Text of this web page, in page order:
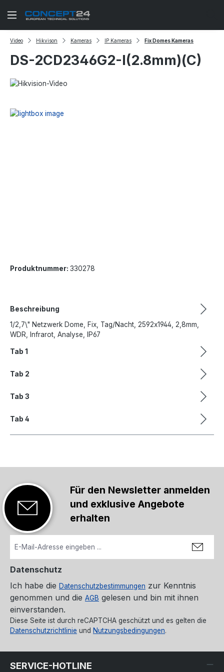
Zum Hauptinhalt springen
Video Hikvison Kameras IP Kameras Fix Domes Kameras
DS-2CD2346G2-I(2.8mm)(C)
Produktnummer: 330278
Beschreibung
1/2,7\" Netzwerk Dome, Fix, Tag/Nacht, 2592x1944, 2,8mm,
WDR, Infrarot, Analyse, IP67
Tab 1
Tab 2
Tab 3
Tab 4
Für den Newsletter anmelden
und exklusive Angebote
erhalten
Datenschutz
Ich habe die Datenschutzbestimmungen zur Kenntnis
genommen und die AGB gelesen und bin mit ihnen
einverstanden.
Diese Seite ist durch reCAPTCHA geschützt und es gelten die
Datenschutzrichtlinie und Nutzungsbedingungen.
SERVICE-HOTLINE